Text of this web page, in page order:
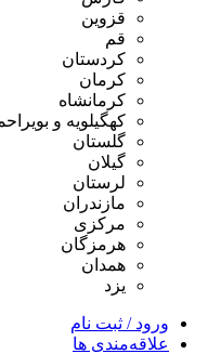
قزوین
قم
کردستان
کرمان
کرمانشاه
کهگیلویه و بویراحمد
گلستان
گیلان
لرستان
مازندران
مرکزی
هرمزگان
همدان
یزد
ورود / ثبت نام
علاقه‌مندی ها